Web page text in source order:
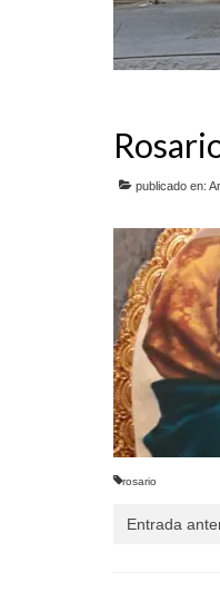
publicado en:
rosario
Entrada